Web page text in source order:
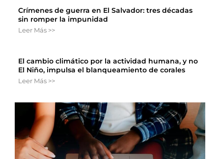
Crímenes de guerra en El Salvador: tres décadas
sin romper la impunidad
Leer Más >>
El cambio climático por la actividad humana, y no
El Niño, impulsa el blanqueamiento de corales
Leer Más >>